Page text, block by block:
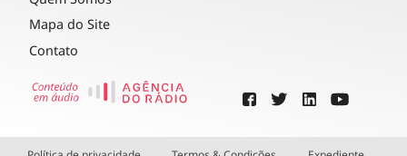
Mapa do Site
Contato